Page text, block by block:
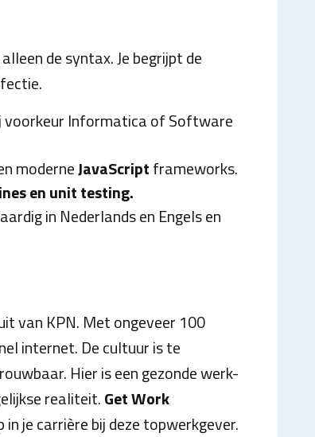
de syntax. Je begrijpt de
voorkeur Informatica of Software
moderneJavaScriptframeworks.
en unit testing.
in Nederlands en Engels en
van KPN. Met ongeveer 100
internet. De cultuur is te
Hier is een gezonde werk-
realiteit.Get Work
je carrière bij deze topwerkgever.